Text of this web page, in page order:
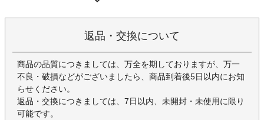
返品・交換について
商品の品質につきましては、万全を期しておりますが、万一
不良・破損などがございましたら、商品到着後5日以内にお知
らせください。
返品・交換につきましては、7日以内、未開封・未使用に限り
可能です。